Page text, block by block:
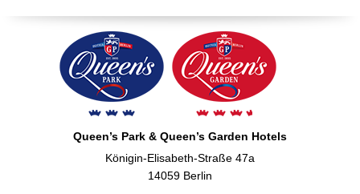
Queen’s Park & Queen’s Garden Hotels
Königin-Elisabeth-Straße 47a
14059 Berlin